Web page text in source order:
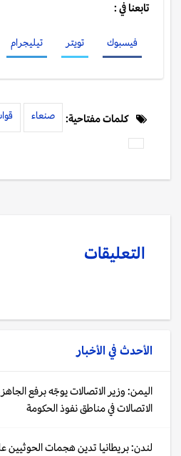
تابعنا في :
فيسبوك تويتر تيليجرام
كلمات مفتاحية: صنعاء
التعليقات
الأحدث في الأخبار
اليمن: وزير الاتصالات يوجّه برفع
الاتصالات في مناطق نفوذ الحكومة
لندن: بريطانيا تدين هجمات